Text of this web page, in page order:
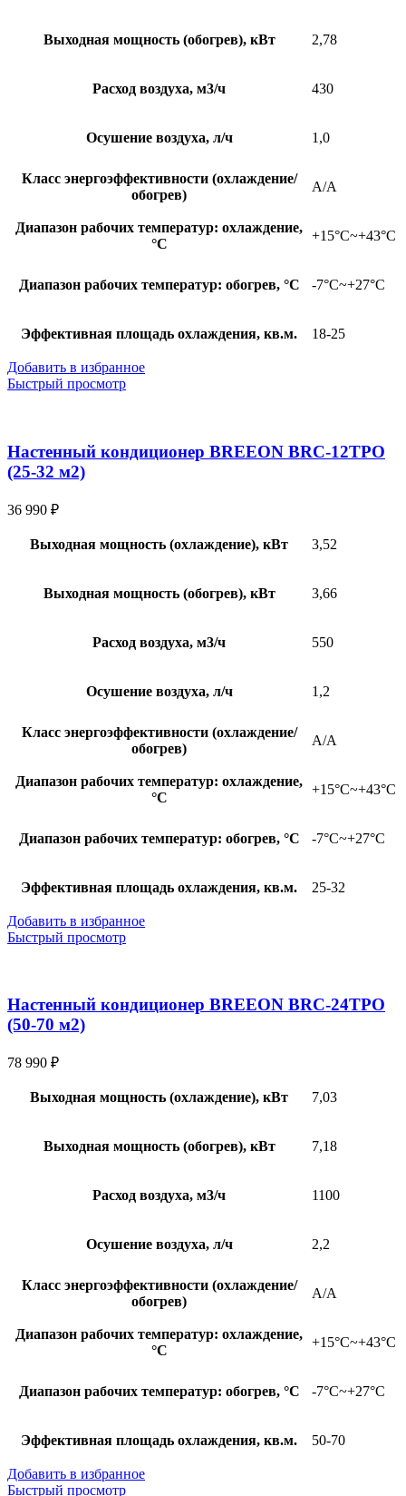
Выходная мощность (обогрев), кВт 2,78
Расход воздуха, м3/ч 430
Осушение воздуха, л/ч 1,0
Класс энергоэффективности (охлаждение/
обогрев)
A/A
Диапазон рабочих температур: охлаждение,
°С
+15°С~+43°С
Диапазон рабочих температур: обогрев, °С -7°С~+27°С
Эффективная площадь охлаждения, кв.м. 18-25
Добавить в избранное
Быстрый просмотр
Настенный кондиционер BREEON BRC-12TPO
(25-32 м2)
36 990 ₽
Выходная мощность (охлаждение), кВт 3,52
Выходная мощность (обогрев), кВт 3,66
Расход воздуха, м3/ч 550
Осушение воздуха, л/ч 1,2
Класс энергоэффективности (охлаждение/
обогрев)
A/A
Диапазон рабочих температур: охлаждение,
°С
+15°С~+43°С
Диапазон рабочих температур: обогрев, °С -7°С~+27°С
Эффективная площадь охлаждения, кв.м. 25-32
Добавить в избранное
Быстрый просмотр
Настенный кондиционер BREEON BRC-24TPO
(50-70 м2)
78 990 ₽
Выходная мощность (охлаждение), кВт 7,03
Выходная мощность (обогрев), кВт 7,18
Расход воздуха, м3/ч 1100
Осушение воздуха, л/ч 2,2
Класс энергоэффективности (охлаждение/
обогрев)
A/A
Диапазон рабочих температур: охлаждение,
°С
+15°С~+43°С
Диапазон рабочих температур: обогрев, °С -7°С~+27°С
Эффективная площадь охлаждения, кв.м. 50-70
Добавить в избранное
Быстрый просмотр